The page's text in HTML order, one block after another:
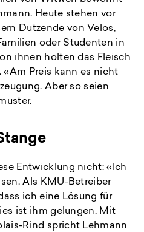
Heute stehen vor
Dutzende von Velos,
oder Studenten in
ihnen holten das Fleisch
«Am Preis kann es nicht
Aber so seien
Entwicklung nicht: «Ich
Als KMU-Betreiber
ich eine Lösung für
ist ihm gelungen. Mit
Rind spricht Lehmann